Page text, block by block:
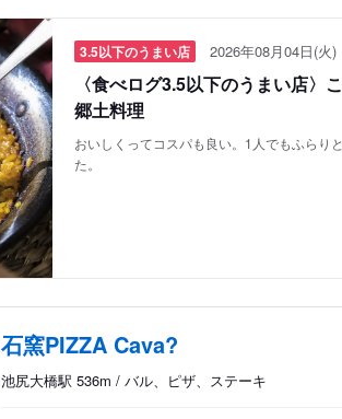
3.5以下のうまい店 2026年08月04日(火)
〈食べログ3.5以下のうまい店
郷土料理
おいしくってコスパも良い。1人でもふらり
た。
石窯PIZZA Cava?
池尻大橋駅 536m / バル、ピザ、ステーキ